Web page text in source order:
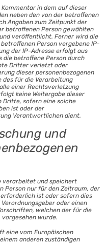
in dem auf dieser
neben den von der betroffenen
Angaben zum Zeitpunkt der
betroffenen Person gewählten
veröffentlicht. Ferner wird die
Person vergebene IP-
der IP-Adresse erfolgt aus
die betroffene Person durch
Dritter verletzt oder
dieser personenbezogenen
des für die Verarbeitung
einer Rechtsverletzung
keine Weitergabe dieser
Dritte, sofern eine solche
ist oder der
Verantwortlichen dient.
und
verarbeitet und speichert
Person nur für den Zeitraum, der
ist oder sofern dies
oder einen
welchen der für die
wurde.
eine vom Europäischen
anderen zuständigen